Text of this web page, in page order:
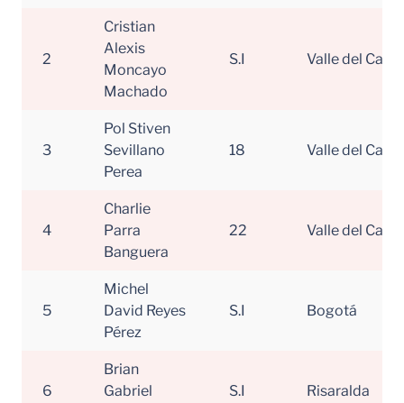
2
Cristian
Alexis
Moncayo
Machado
S.I Valle del
3
Pol Stiven
Sevillano
Perea
18 Valle del
4
Charlie
Parra
Banguera
22 Valle del
5
Michel
David Reyes
Pérez
S.I Bogotá
6
Brian
Gabriel
S.I Risaralda